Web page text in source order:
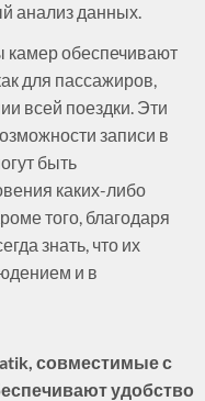
анализ данных.
обеспечивают
для пассажиров,
всей поездки. Эти
записи в
быть
каких-либо
того, благодаря
знать, что их
и в
совместимые с
удобство